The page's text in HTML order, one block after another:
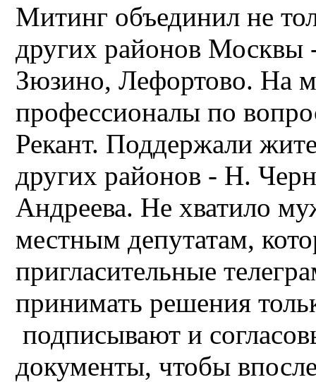
Митинг объединил не
других районов Москвы
Зюзино, Лефортово. На
профессионалы по
Рекант. Поддержали
других районов - Н.
Андреева. Не хватило
местным депутатам,
пригласительные
принимать решения
подписывают и
документы, чтобы